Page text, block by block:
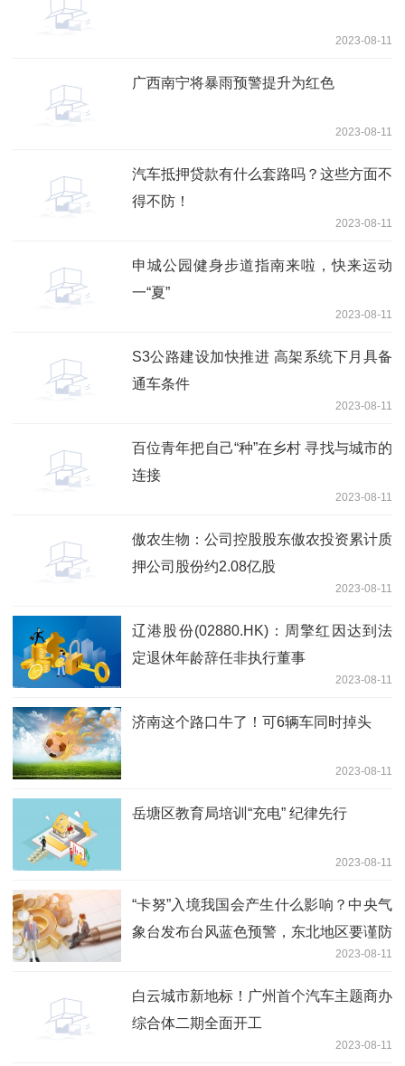
2023-08-11
广西南宁将暴雨预警提升为红色
2023-08-11
汽车抵押贷款有什么套路吗？这些方面不
得不防！
2023-08-11
申城公园健身步道指南来啦，快来运动
一“夏”
2023-08-11
S3公路建设加快推进 高架系统下月具备
通车条件
2023-08-11
百位青年把自己“种”在乡村 寻找与城市的
连接
2023-08-11
傲农生物：公司控股股东傲农投资累计质
押公司股份约2.08亿股
2023-08-11
辽港股份(02880.HK)：周擎红因达到法
定退休年龄辞任非执行董事
2023-08-11
济南这个路口牛了！可6辆车同时掉头
2023-08-11
岳塘区教育局培训“充电” 纪律先行
2023-08-11
“卡努”入境我国会产生什么影响？中央气
象台发布台风蓝色预警，东北地区要谨防
2023-08-11
白云城市新地标！广州首个汽车主题商办
综合体二期全面开工
2023-08-11